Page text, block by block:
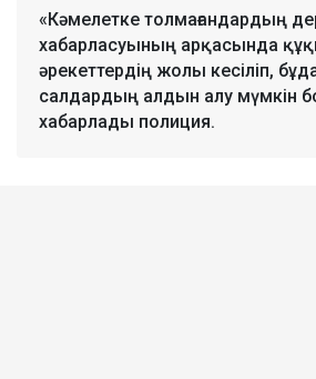
«Кәмелетке толмағандардың
хабарласуының арқасында
әрекеттердің жолы кесіліп,
салдардың алдын алу мүмкін
хабарлады полиция.